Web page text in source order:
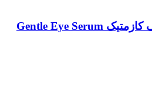
ژل محافظ دور چشم اف کازمتیک Gentle Eye Serum